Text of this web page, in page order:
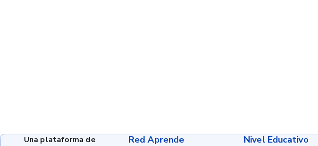
Red Aprende Nivel Educativo
Una plataforma de